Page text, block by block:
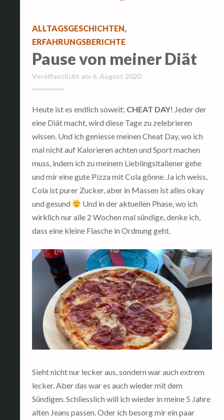
ALLTAGSGESCHICHTEN,
ERFAHRUNGSBERICHTE
Pause von meiner Diät
Veröffentlicht am 6. August 2020
Heute ist es endlich soweit: CHEAT DAY! Jeder der
eine Diät macht, wird diese Tage zu zelebrieren
wissen. Und ich geniesse meinen Cheat Day, wo ich
mal nicht auf Kalorieren achten und Sport machen
muss, indem ich zu meinem Lieblingsitaliener gehe
und mir eine gute Pizza mit Cola gönne. Ja ich weiss,
Cola ist purer Zucker, aber in Massen ist alles okay
und gesund
Und in der aktuellen Phase, wo ich
wirklich nur alle 2 Wochen mal sündige, denke ich,
dass eine kleine Flasche in Ordnung geht.
Sieht nicht nur lecker aus, sondern war auch extrem
lecker. Aber das war es auch wieder mit dem
Sündigen. Schliesslich will ich wieder in meine 5 Jahre
alten Jeans passen. Oder ich besorg mir ein paar